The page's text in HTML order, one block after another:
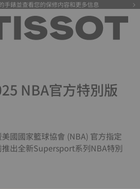
手錶並查看您的保修内容和更多信息
手表并查看您的保修内容和更多信息
NBA官方特別版
國國家籃球協會 (NBA) 官方指定
出全新Supersport系列NBA特別